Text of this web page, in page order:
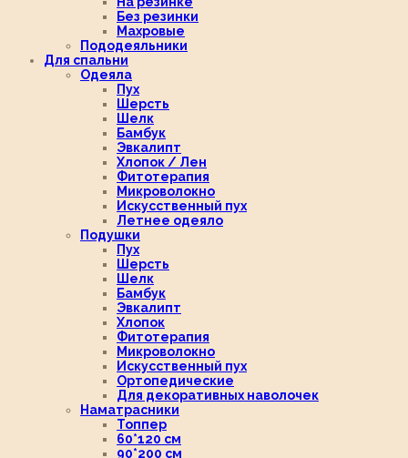
Без резинки
Махровые
Пододеяльники
Для спальни
Одеяла
Пух
Шерсть
Шелк
Бамбук
Эвкалипт
Хлопок / Лен
Фитотерапия
Микроволокно
Искусственный пух
Летнее одеяло
Подушки
Пух
Шерсть
Шелк
Бамбук
Эвкалипт
Хлопок
Фитотерапия
Микроволокно
Искусственный пух
Ортопедические
Для декоративных наволочек
Наматрасники
Топпер
60*120 см
90*200 см